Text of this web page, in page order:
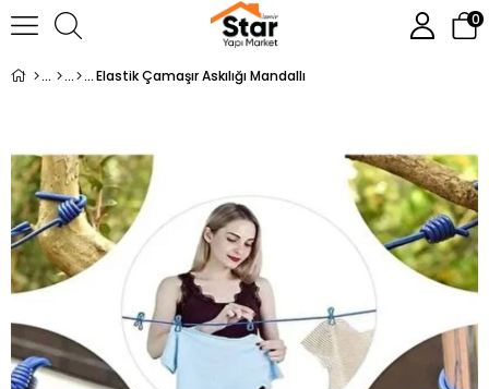
0
Elastik Çamaşır Askılığı Mandallı